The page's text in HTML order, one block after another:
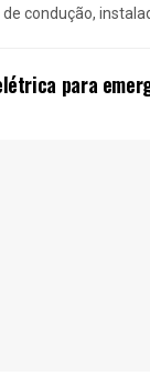
condução,
para